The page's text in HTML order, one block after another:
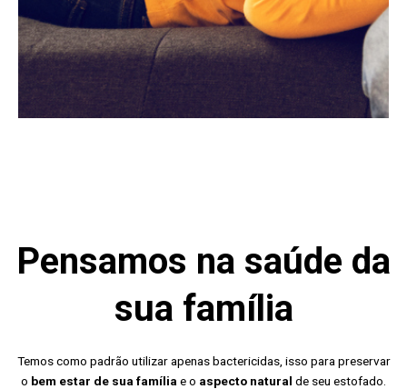
Pensamos na saúde da
sua família
Temos como padrão utilizar apenas bactericidas, isso para preservar
o bem estar de sua família e o aspecto natural de seu estofado.